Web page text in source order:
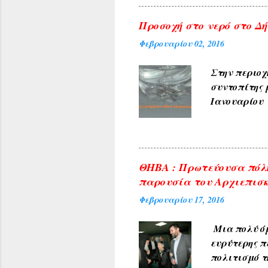
ΓΛΥΚΟΝΕΡΙ
και καρπών
(Αετοράχη ,
Προσοχή στο νερό στο
Φεβρουαρίου 02, 2016
Στην
συντοπίτης
Ιανουαρίου
δικαιώματα
από άλλες
που
ΘΗΒΑ : Πρωτεύουσα
παρουσία του
Φεβρουαρίου 17, 2016
Μια πολύ
ευρύτερης
πολιτισμό